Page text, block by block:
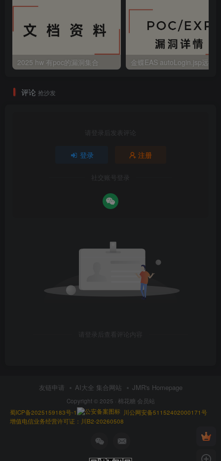
2025 hw 有poc的漏洞集合
评论 抢沙发
请登录后发表评论
登录 注册
社交账号登录
请登录后查看评论内容
友链申请 AI大全 集合网站 JMR's Homepage
Copyright © 2025 · 棉花糖 会员站
蜀ICP备2025159183号-1
川公网安备51152402000171号
增值电信业务经营许可证：川B2-20260508